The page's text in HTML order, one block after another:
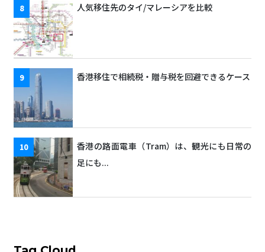
人気移住先のタイ/マレーシアを比較
香港移住で相続税・贈与税を回避できるケース
香港の路面電車（Tram）は、観光にも日常の
足にも...